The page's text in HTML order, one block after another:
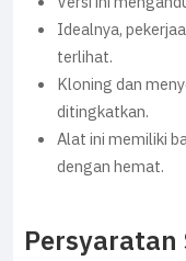
Idealnya,
terlihat.
Kloning dan
ditingkatkan.
Alat ini memiliki
dengan hemat.
Persyaratan